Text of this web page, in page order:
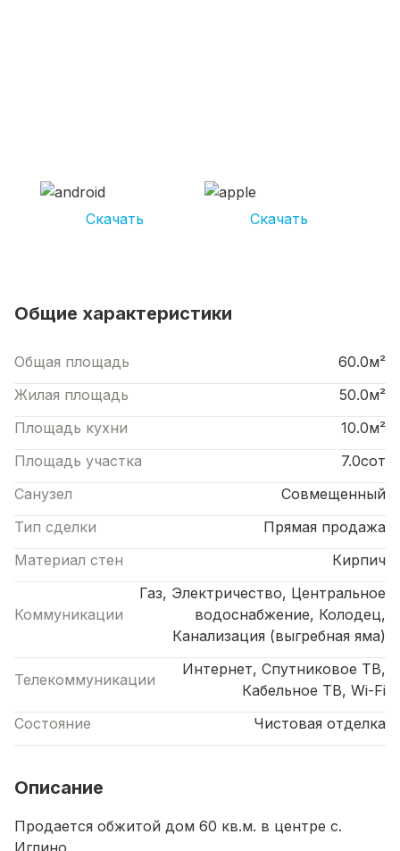
Скачать Скачать
Общие характеристики
Общая площадь
60.0м²
Жилая площадь
50.0м²
Площадь кухни
10.0м²
Площадь участка
7.0сот
Санузел
Совмещенный
Тип сделки
Прямая продажа
Материал стен
Кирпич
Коммуникации
Газ, Электричество, Центральное
водоснабжение, Колодец,
Канализация (выгребная яма)
Телекоммуникации
Интернет, Спутниковое ТВ,
Кабельное ТВ, Wi-Fi
Состояние
Чистовая отделка
Описание
Продается обжитой дом 60 кв.м. в центре с.
Иглино